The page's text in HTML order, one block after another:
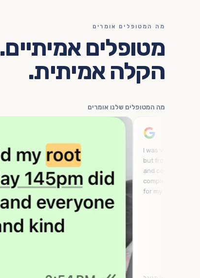
מה המטופלים אומרים
מטופלים אמיתיים.
הקלה אמיתית.
מה המטופלים שלנו אומרים
I was very afraid of going to the dentist,
but from the moment I arrived, I felt safe
and comfortable. They made me feel
completely at ease and never judged me